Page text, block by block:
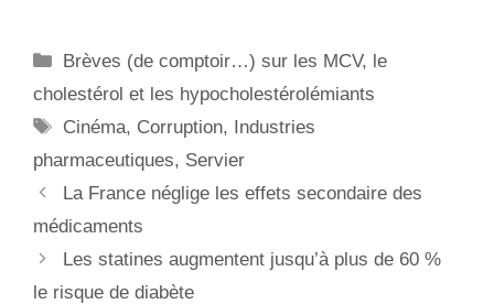
ancien j’avais traité ceux-
ci de… vieux croutons2...
Ayant quelque peu honte
d’avoir insulté cette
vénérable institution
ainsi…
Catégories
Brèves (de comptoir…) sur les MCV, le
cholestérol et les hypocholestérolémiants
Étiquettes
Cinéma, Corruption, Industries
pharmaceutiques, Servier
La France néglige les effets secondaire des
médicaments
Les statines augmentent jusqu’à plus de 60 %
le risque de diabète